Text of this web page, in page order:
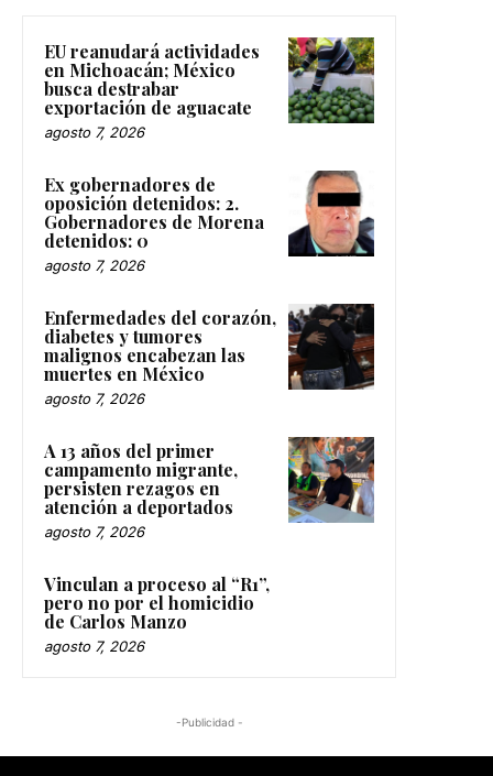
EU reanudará actividades
en Michoacán; México
busca destrabar
exportación de aguacate
agosto 7, 2026
Ex gobernadores de
oposición detenidos: 2.
Gobernadores de Morena
detenidos: 0
agosto 7, 2026
Enfermedades del corazón,
diabetes y tumores
malignos encabezan las
muertes en México
agosto 7, 2026
A 13 años del primer
campamento migrante,
persisten rezagos en
atención a deportados
agosto 7, 2026
Vinculan a proceso al “R1”,
pero no por el homicidio
de Carlos Manzo
agosto 7, 2026
-Publicidad -